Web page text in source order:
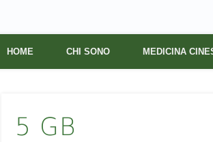
HOME CHI SONO MEDICINA
5 GB